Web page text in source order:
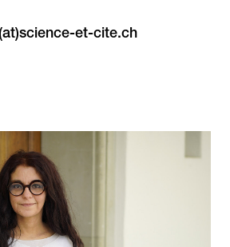
et-cite.ch